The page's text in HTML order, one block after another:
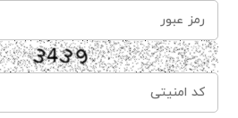
رمز عبور
کد امنیتی